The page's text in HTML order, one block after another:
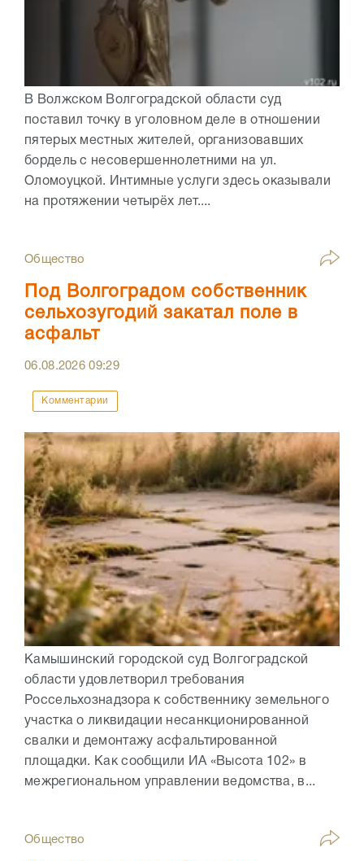
В Волжском Волгоградской области суд
поставил точку в уголовном деле в отношении
пятерых местных жителей, организовавших
бордель с несовершеннолетними на ул.
Оломоуцкой. Интимные услуги здесь оказывали
на протяжении четырёх лет....
Общество
Под Волгоградом собственник
сельхозугодий закатал поле в
асфальт
06.08.202609:29
Комментарии
Камышинский городской суд Волгоградской
области удовлетворил требования
Россельхознадзора к собственнику земельного
участка о ликвидации несанкционированной
свалки и демонтажу асфальтированной
площадки. Как сообщили ИА «Высота 102» в
межрегиональном управлении ведомства, в...
Общество